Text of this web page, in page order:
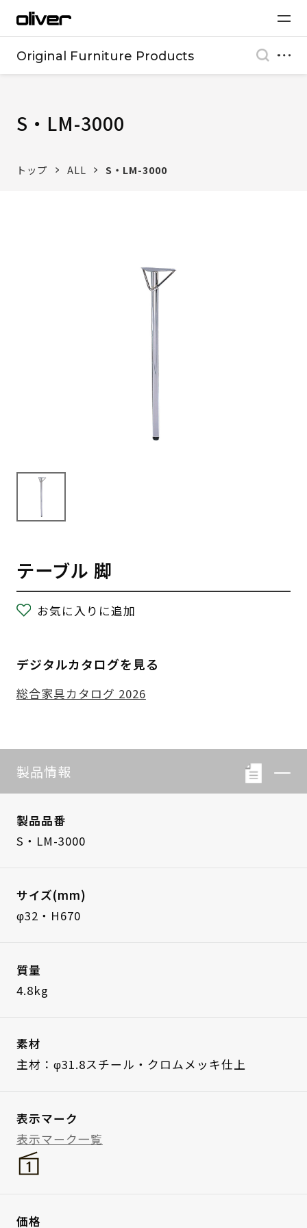
Original Furniture Products
S・LM-3000
トップ ALL S・LM-3000
テーブル 脚
お気に入りに追加
デジタルカタログを見る
総合家具カタログ 2026
製品情報
製品品番
S・LM-3000
サイズ(mm)
φ32・H670
質量
4.8kg
素材
主材：φ31.8スチール・クロムメッキ仕上
表示マーク
表示マーク一覧
価格